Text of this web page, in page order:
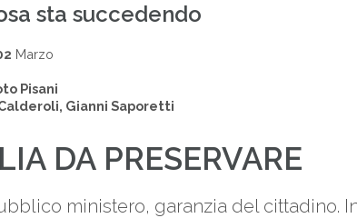
sta succedendo
Marzo
Pisani
Gianni Saporetti
DA PRESERVARE
ministero, garanzia del cittadino.